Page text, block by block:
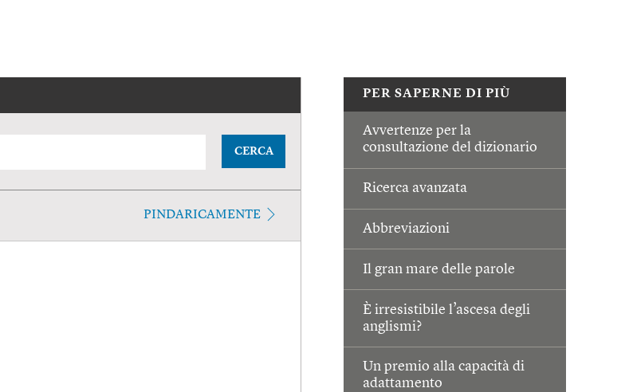
PER SAPERNE DI PIÙ
Avvertenze per la
consultazione del dizionario
Ricerca avanzata
Abbreviazioni
Il gran mare delle parole
È irresistibile l’ascesa degli
anglismi?
Un premio alla capacità di
adattamento
CERCA
PINDARICAMENTE